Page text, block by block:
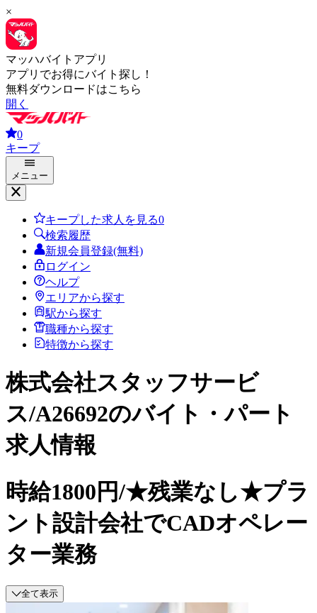
×
マッハバイトアプリ
アプリでお得にバイト探し！
無料ダウンロードはこちら
開く
0
キープ
メニュー
キープした求人を見る0
検索履歴
新規会員登録(無料)
ログイン
ヘルプ
エリアから探す
駅から探す
職種から探す
特徴から探す
株式会社スタッフサービ
ス/A26692のバイト・パート
求人情報
時給1800円/★残業なし★プラ
ント設計会社でCADオペレー
ター業務
全て表示